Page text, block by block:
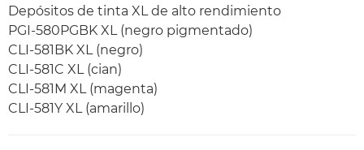
Depósitos de tinta XL de alto rendimiento
PGI-580PGBK XL (negro pigmentado)
CLI-581BK XL (negro)
CLI-581C XL (cian)
CLI-581M XL (magenta)
CLI-581Y XL (amarillo)